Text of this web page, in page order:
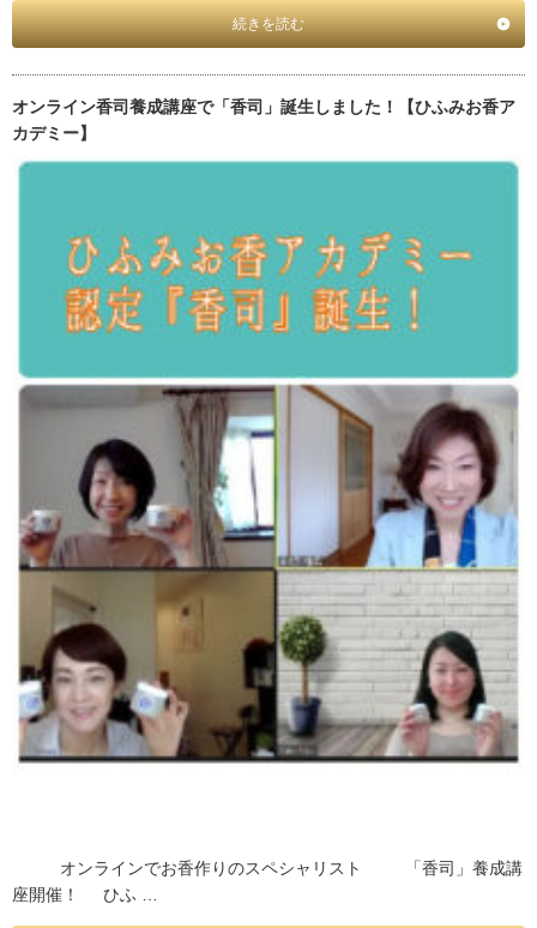
続きを読む
オンライン香司養成講座で「香司」誕生しました！【ひふみお香ア
カデミー】
オンラインでお香作りのスペシャリスト 「香司」養成講
座開催！ ひふ …